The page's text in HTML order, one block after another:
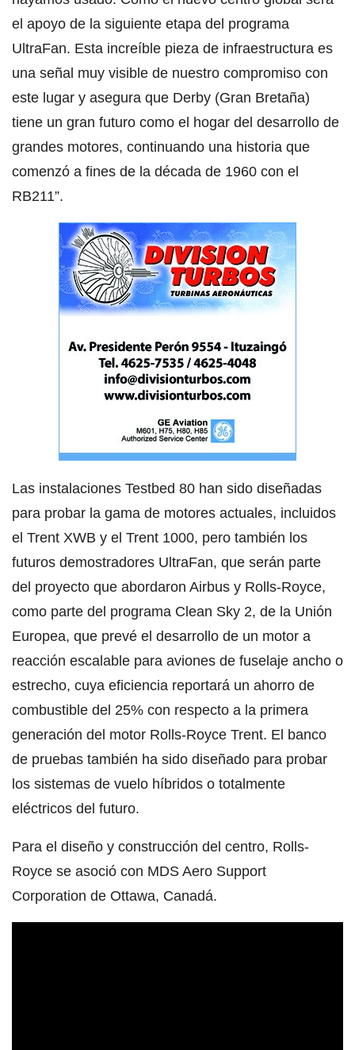
el apoyo de la siguiente etapa del programa
UltraFan. Esta increíble pieza de infraestructura es
una señal muy visible de nuestro compromiso con
este lugar y asegura que Derby (Gran Bretaña)
tiene un gran futuro como el hogar del desarrollo de
grandes motores, continuando una historia que
comenzó a fines de la década de 1960 con el
RB211”.
Las instalaciones Testbed 80 han sido diseñadas
para probar la gama de motores actuales, incluidos
el Trent XWB y el Trent 1000, pero también los
futuros demostradores UltraFan, que serán parte
del proyecto que abordaron Airbus y Rolls-Royce,
como parte del programa Clean Sky 2, de la Unión
Europea, que prevé el desarrollo de un motor a
reacción escalable para aviones de fuselaje ancho o
estrecho, cuya eficiencia reportará un ahorro de
combustible del 25% con respecto a la primera
generación del motor Rolls-Royce Trent. El banco
de pruebas también ha sido diseñado para probar
los sistemas de vuelo híbridos o totalmente
eléctricos del futuro.
Para el diseño y construcción del centro, Rolls-
Royce se asoció con MDS Aero Support
Corporation de Ottawa, Canadá.